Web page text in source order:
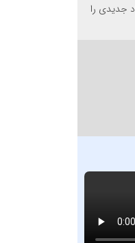
جدیدی را